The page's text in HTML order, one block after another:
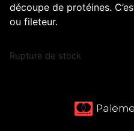
découpe de protéines.
ou fileteur.
Rupture de stock